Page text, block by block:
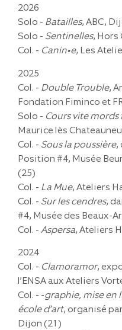
2026
Solo - Batailles, ABC,
Solo - Sentinelles, Hors
Col. - Canin•e, Les
2025
Col. - Double Trouble,
Fondation Fiminco et
Solo - Cours vite mords
Maurice lès
Col. - Sous la poussière,
Position #4, Musée
(25)
Col. - La Mue, Ateliers
Col. - Sur les cendres,
#4, Musée des Beaux-
Col. -Aspersa, Ateliers
2024
Col. - Clamoramor,
l’ENSA aux Ateliers
Col. - -graphie, mise en
école d’art, organisé
Dijon (21)